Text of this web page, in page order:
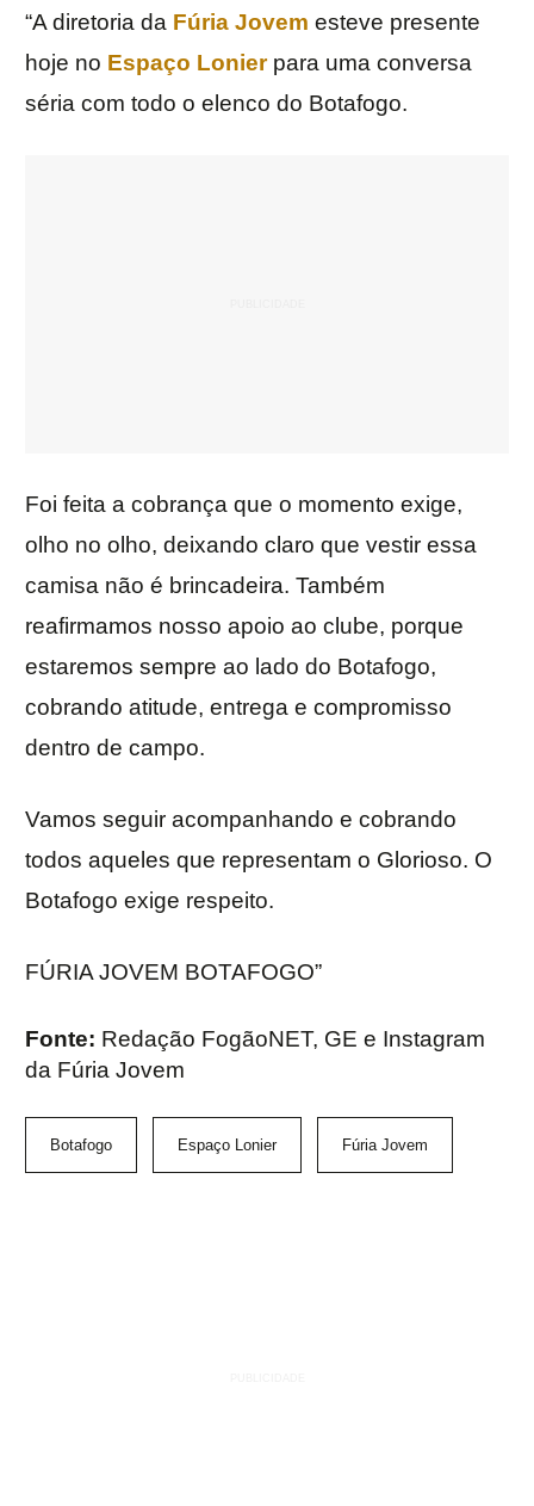
“A diretoria da Fúria Jovem esteve presente
hoje no Espaço Lonierpara uma conversa
séria com todo o elenco do Botafogo.
Foi feita a cobrança que o momento exige,
olho no olho, deixando claro que vestir essa
camisa não é brincadeira. Também
reafirmamos nosso apoio ao clube, porque
estaremos sempre ao lado do Botafogo,
cobrando atitude, entrega e compromisso
dentro de campo.
Vamos seguir acompanhando e cobrando
todos aqueles que representam o Glorioso. O
Botafogo exige respeito.
FÚRIA JOVEM BOTAFOGO”
Fonte: Redação FogãoNET, GE e Instagram
da Fúria Jovem
Botafogo Espaço Lonier Fúria Jovem